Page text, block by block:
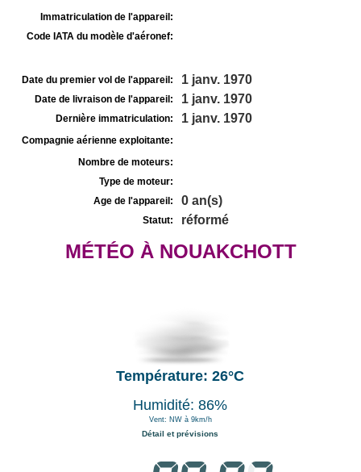
Immatriculation de l'appareil:
Code IATA du modèle d'aéronef:
Date du premier vol de l'appareil: 1 janv. 1970
Date de livraison de l'appareil: 1 janv. 1970
Dernière immatriculation: 1 janv. 1970
Compagnie aérienne exploitante:
Nombre de moteurs:
Type de moteur:
Age de l'appareil:
0 an(s)
Statut: réformé
MÉTÉO À NOUAKCHOTT
Température: 26°C
Humidité: 86%
Vent: NW à 9km/h
Détail et prévisions